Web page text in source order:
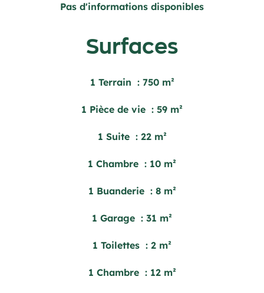
Pas d'informations disponibles
Surfaces
1 Terrain 750 m²
1 Pièce de vie 59 m²
1 Suite 22 m²
1 Chambre 10 m²
1 Buanderie 8 m²
1 Garage 31 m²
1 Toilettes 2 m²
1 Chambre 12 m²